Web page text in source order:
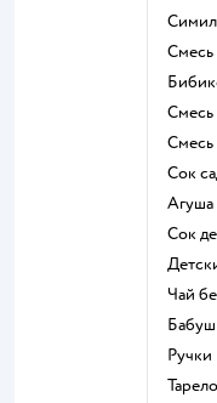
смесь
сок
сок
чай